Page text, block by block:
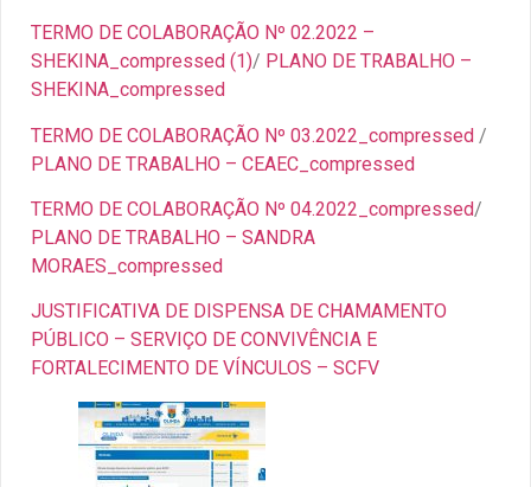
TERMO DE COLABORAÇÃO Nº 02.2022 –
SHEKINA_compressed (1)/ PLANO DE TRABALHO –
SHEKINA_compressed
TERMO DE COLABORAÇÃO Nº 03.2022_compressed /
PLANO DE TRABALHO – CEAEC_compressed
TERMO DE COLABORAÇÃO Nº 04.2022_compressed/
PLANO DE TRABALHO – SANDRA
MORAES_compressed
JUSTIFICATIVA DE DISPENSA DE CHAMAMENTO
PÚBLICO – SERVIÇO DE CONVIVÊNCIA E
FORTALECIMENTO DE VÍNCULOS – SCFV